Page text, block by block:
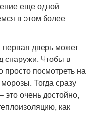
еще одной
в этом более
первая дверь может
снаружи. Чтобы в
просто посмотреть на
Тогда сразу
это очень достойно,
как